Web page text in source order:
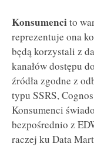
Konsumencito
reprezentuje ona
będą korzystali z
kanałów dostępu
źródła zgodne z
typu SSRS,
Konsumenci
bezpośrednio z
raczej ku Data